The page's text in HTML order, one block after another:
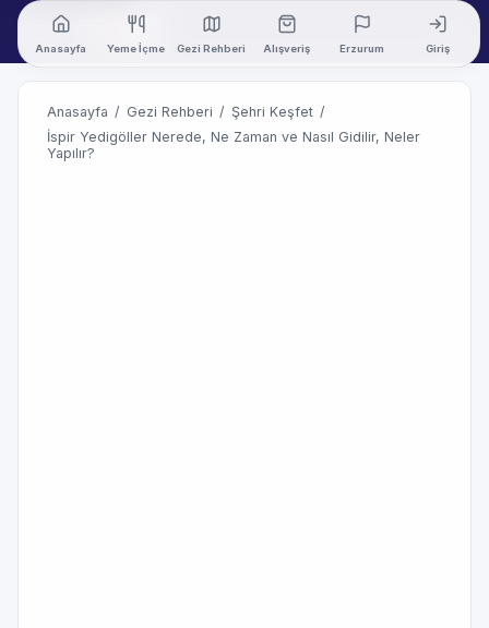
Anasayfa Yeme İçme Gezi Rehberi Alışveriş Erzurum Giriş
Anasayfa / Gezi Rehberi / Şehri Keşfet /
İspir Yedigöller Nerede, Ne Zaman ve Nasıl Gidilir, Neler
Yapılır?